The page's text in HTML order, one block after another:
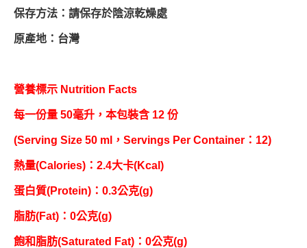
保存方法：請保存於陰涼乾燥處
原產地：台灣
營養標示 Nutrition Facts
每一份量 50毫升，本包裝含 12 份
(Serving Size 50 ml，Servings Per Container：12)
熱量(Calories)：2.4大卡(Kcal)
蛋白質(Protein)：0.3公克(g)
脂肪(Fat)：0公克(g)
飽和脂肪(Saturated Fat)：0公克(g)